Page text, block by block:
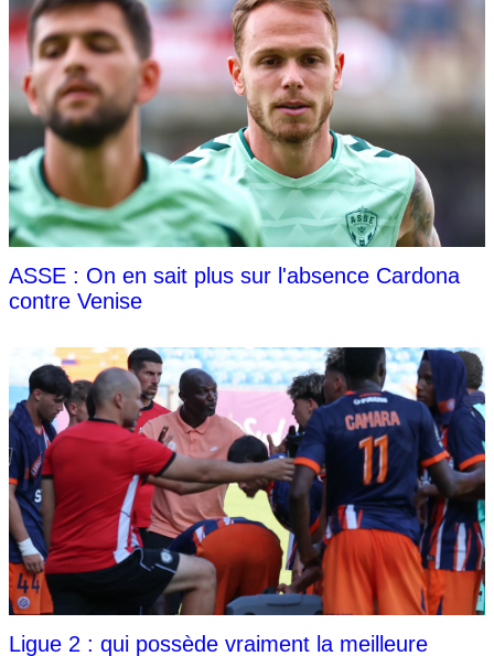
ASSE : On en sait plus sur l'absence Cardona
contre Venise
Ligue 2 : qui possède vraiment la meilleure